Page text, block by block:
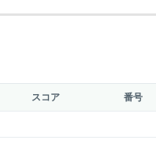
スコア 番号